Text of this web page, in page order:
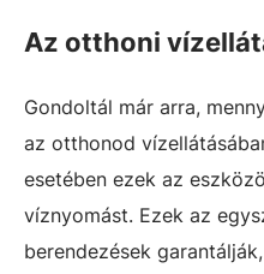
Az otthoni
Gondoltál már arra,
az otthonod
esetében ezek az
víznyomást. Ezek az
berendezések